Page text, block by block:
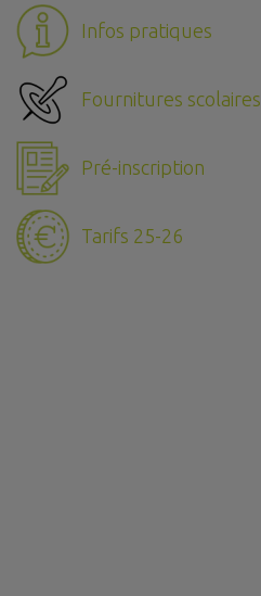
Infos pratiques
Fournitures scolaires
Pré-inscription
Tarifs 25-26